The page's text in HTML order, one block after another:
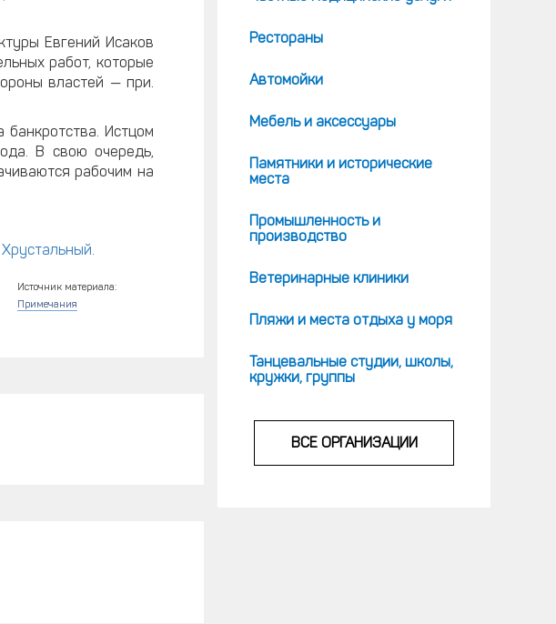
Евгений Исаков
работ, которые
властей — при.
Истцом
В свою очередь,
рабочим на
Источник материала:
Примечания
Рестораны
Автомойки
Мебель и аксессуары
Памятники и исторические
места
Промышленность и
производство
Ветеринарные клиники
Пляжи и места отдыха у моря
Танцевальные студии, школы,
кружки, группы
ВСЕ ОРГАНИЗАЦИИ